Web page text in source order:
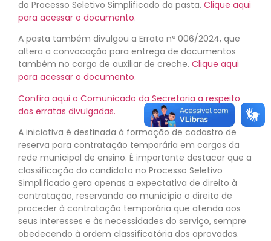
do Processo Seletivo Simplificado da pasta. Clique aqui
para acessar o documento.
A pasta também divulgou a Errata nº 006/2024, que
altera a convocação para entrega de documentos
também no cargo de auxiliar de creche. Clique aqui
para acessar o documento.
Confira aqui o Comunicado da Secretaria a respeito
das erratas divulgadas.
A iniciativa é destinada à formação de cadastro de
reserva para contratação temporária em cargos da
rede municipal de ensino. É importante destacar que a
classificação do candidato no Processo Seletivo
Simplificado gera apenas a expectativa de direito à
contratação, reservando ao município o direito de
proceder à contratação temporária que atenda aos
seus interesses e às necessidades do serviço, sempre
obedecendo à ordem classificatória dos aprovados.